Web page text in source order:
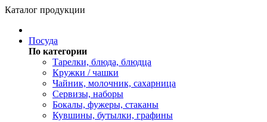
Каталог продукции
Посуда
По категории
Тарелки, блюда, блюдца
Кружки / чашки
Чайник, молочник, сахарница
Сервизы, наборы
Бокалы, фужеры, стаканы
Кувшины, бутылки, графины